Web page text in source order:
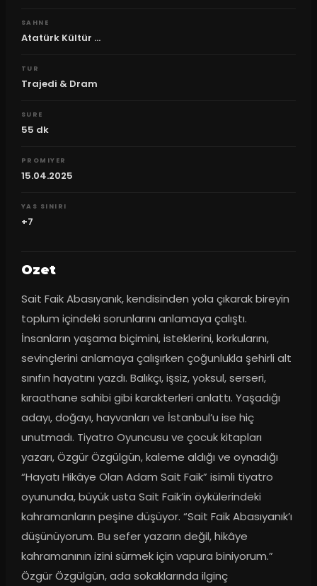
SAHNE
Atatürk Kültür ...
TUR
Trajedi & Dram
SURE
55 dk
PROMIYER
15.04.2025
YAS SINIRI
+7
Ozet
Sait Faik Abasıyanık, kendisinden yola çıkarak bireyin
toplum içindeki sorunlarını anlamaya çalıştı.
İnsanların yaşama biçimini, isteklerini, korkularını,
sevinçlerini anlamaya çalışırken çoğunlukla şehirli alt
sınıfın hayatını yazdı. Balıkçı, işsiz, yoksul, serseri,
kıraathane sahibi gibi karakterleri anlattı. Yaşadığı
adayı, doğayı, hayvanları ve İstanbul’u ise hiç
unutmadı. Tiyatro Oyuncusu ve çocuk kitapları
yazarı, Özgür Özgülgün, kaleme aldığı ve oynadığı
“Hayatı Hikâye Olan Adam Sait Faik” isimli tiyatro
oyununda, büyük usta Sait Faik’in öykülerindeki
kahramanların peşine düşüyor. “Sait Faik Abasıyanık’ı
düşünüyorum. Bu sefer yazarın değil, hikâye
kahramanının izini sürmek için vapura biniyorum.”
Özgür Özgülgün, ada sokaklarında ilginç